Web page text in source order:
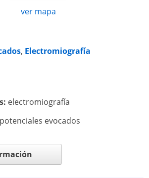
ver mapa
, Electromiografía
electromiografía
potenciales evocados